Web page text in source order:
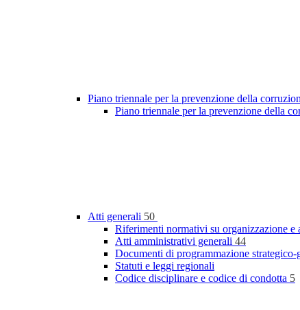
Piano triennale per la prevenzione della
Piano triennale per la prevenzione della
Atti generali 50
Riferimenti normativi su organizzazione e
Atti amministrativi generali 44
Documenti di programmazione strategico-
Statuti e leggi regionali
Codice disciplinare e codice di condotta 5